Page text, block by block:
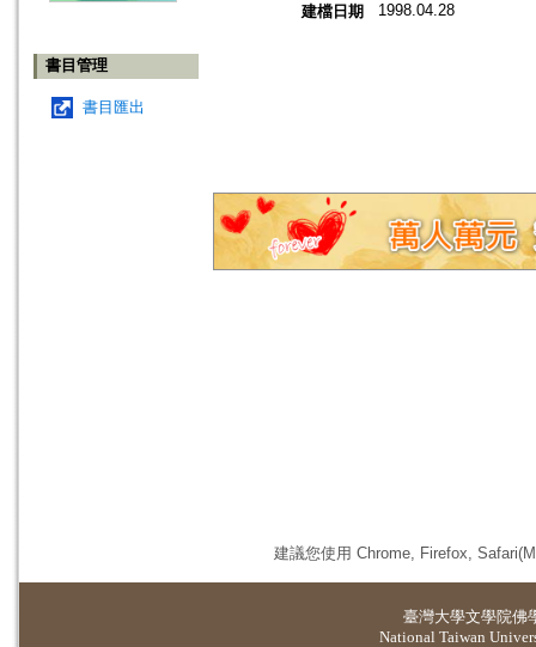
書目管理
書目匯出
建檔日期 1998.04.28
建議您使用 Chrome, Firefox,
臺灣大學文學院佛
National Taiwan